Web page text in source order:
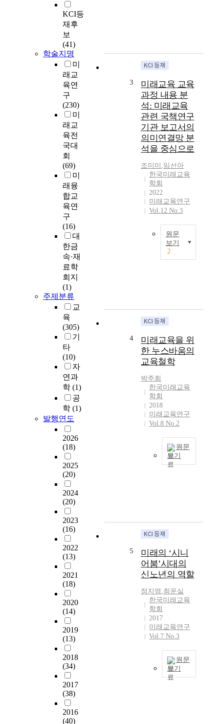
KCI등
재후
보
(41)
학술지명
미
래교
육연
구
(230)
미
래교
육전
국대
회
(69)
미
래융
합교
육연
구
(16)
대
한금
속·재
료학
회지
(1)
주제분류
교
육
(305)
기
타
(10)
자
연과
학 (1)
공
학 (1)
발행연도
2026
(18)
2025
(20)
2024
(20)
2023
(16)
2022
(13)
2021
(18)
2020
(14)
2019
(13)
2018
(34)
2017
(38)
2016
(40)
x
o
a
3
미래교육 교육
과정 내용 분
석: 미래교육
관련 국책연구
기관 보고서의
의미연결망 분
석을 중심으로
조미미 ,임선아
한국미래교육
학회
2022
미래교육연구
Vol.12 No.3
원문
보기
2
4
미래교육을 위
한 누스바움의
교육철학
박주희
한국미래교육
학회
2018
미래교육연구
Vol.8 No.2
원문
보기
5
미래의 ‘시니
어붐’시대의
신노년의 역할
정지영 ,최운실
한국미래교육
학회
2017
미래교육연구
Vol.7 No.3
원문
보기